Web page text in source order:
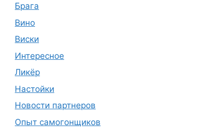
Брага
Вино
Виски
Интересное
Ликёр
Настойки
Новости партнеров
Опыт самогонщиков